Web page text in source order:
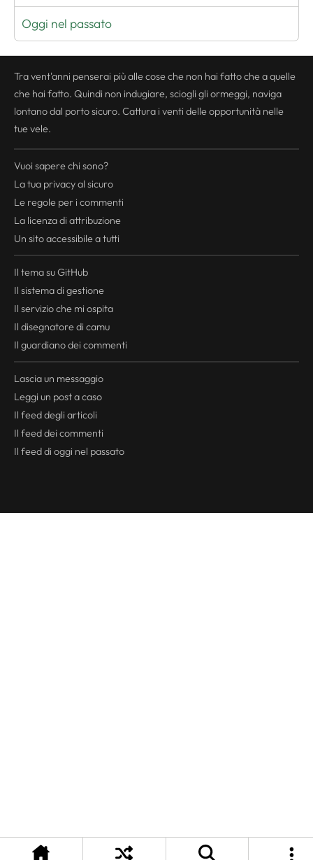
Oggi nel passato
Tra vent'anni penserai più alle cose che non hai fatto che a quelle
che hai fatto. Quindi non indugiare, sciogli gli ormeggi, naviga
lontano dal porto sicuro. Cattura i venti delle opportunità nelle
tue vele.
Vuoi sapere chi sono?
La tua privacyal sicuro
Le regole per i commenti
La licenza di attribuzione
Un sito accessibile a tutti
Il tema su GitHub
Il sistema di gestione
Il servizio che mi ospita
Il disegnatore di camu
Il guardiano dei commenti
Lascia un messaggio
Leggi un post a caso
Il feeddegli articoli
Il feeddei commenti
Il feeddi oggi nel passato